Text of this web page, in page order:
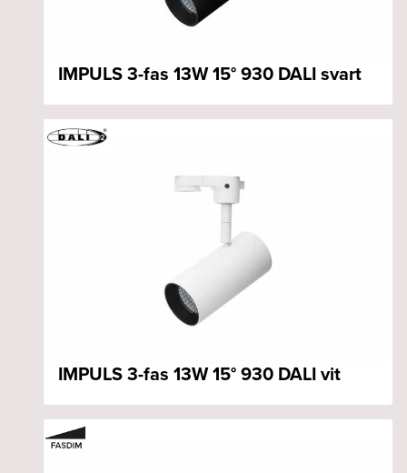
IMPULS 3-fas 13W 15° 930 DALI svart
IMPULS 3-fas 13W 15° 930 DALI vit